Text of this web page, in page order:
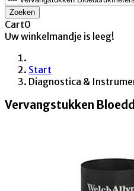
Zoeken
Cart0
Uw winkelmandje is leeg!
Start
Diagnostica &
Vervangstukken